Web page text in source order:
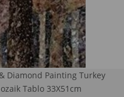
Diamond Painting Turkey
Tablo 33X51cm